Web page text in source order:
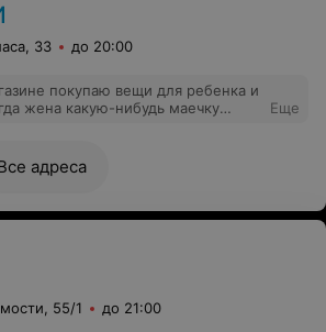
33 до 20:00
покупаю вещи для ребенка и
жена какую-нибудь маечку
что новый привоз, быстро
мы поняли, что в магазине
происходит почти каждый час. И
можно купить отличные вещи.
Еще
адреса
55/1 до 21:00